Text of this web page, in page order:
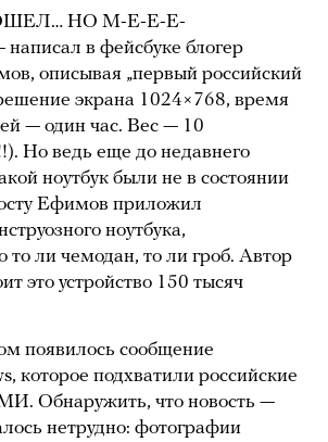
НО М-Е-Е-Е-
в фейсбуке блогер
описывая „первый российский
экрана 1024×768, время
— один час. Вес — 10
Но ведь еще до недавнего
ноутбук были не в состоянии
Ефимов приложил
ноутбука,
ли чемодан, то ли гроб. Автор
это устройство 150 тысяч
появилось сообщение
которое подхватили российские
Обнаружить, что новость —
нетрудно: фотографии